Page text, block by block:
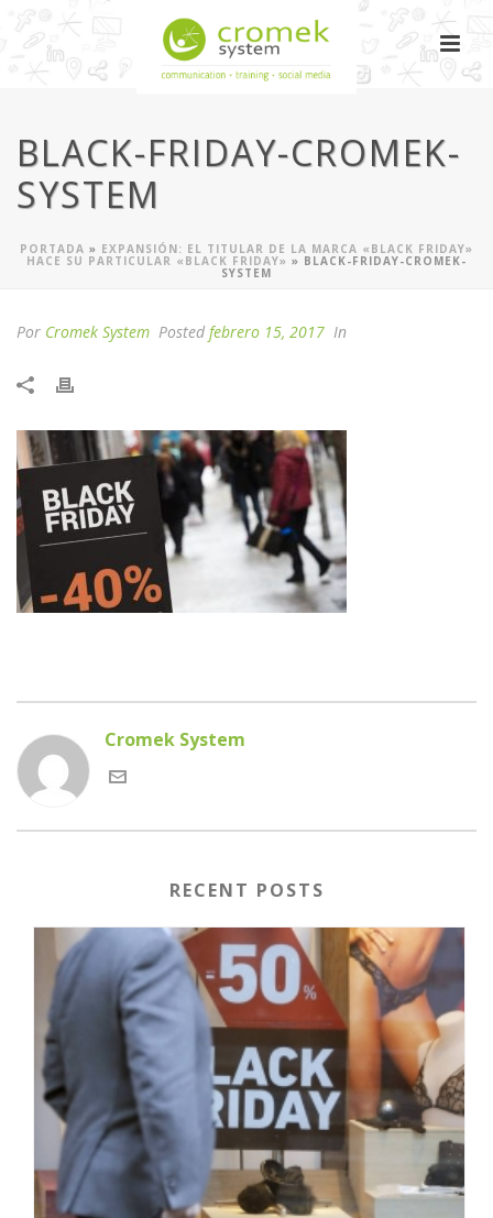
BLACK-FRIDAY-CROMEK-
SYSTEM
PORTADA » EXPANSIÓN: EL TITULAR DE LA MARCA «BLACK FRIDAY»
HACE SU PARTICULAR «BLACK FRIDAY» » BLACK-FRIDAY-CROMEK-
SYSTEM
Por Cromek System Posted febrero 15, 2017 In
Cromek System
RECENT POSTS